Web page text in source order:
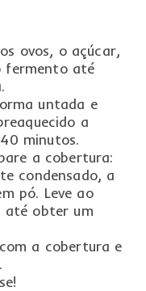
ovos, o açúcar,
fermento até
untada e
a
minutos.
a cobertura:
condensado, a
pó. Leve ao
até obter um
a cobertura e